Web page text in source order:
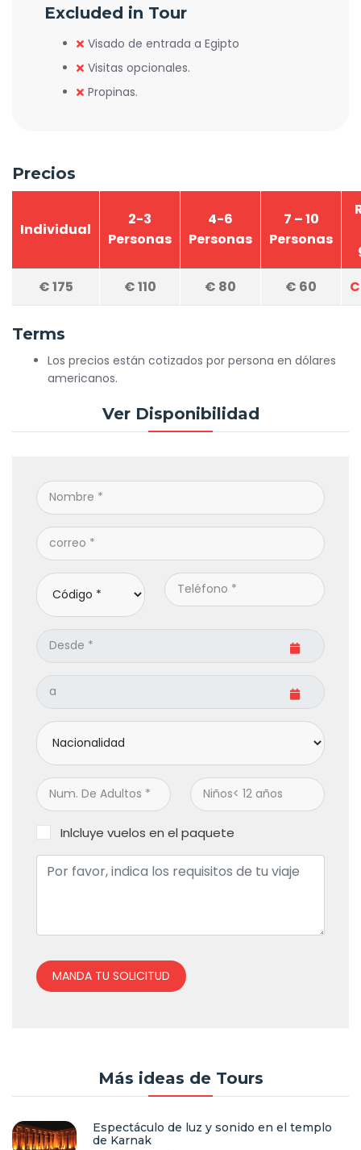
Excluded in Tour
Visado de entrada a Egipto
Visitas opcionales.
Propinas.
Precios
Individual
2-3
Personas
4-6
Personas
7 – 10
Personas
€175 €110 € 80 € 60
Terms
Los precios están cotizados por persona en dólares
americanos.
Ver Disponibilidad
Inlcluye vuelos en el paquete
MANDA TU SOLICITUD
Más ideas de Tours
Espectáculo de luz y sonido en el templo
de Karnak